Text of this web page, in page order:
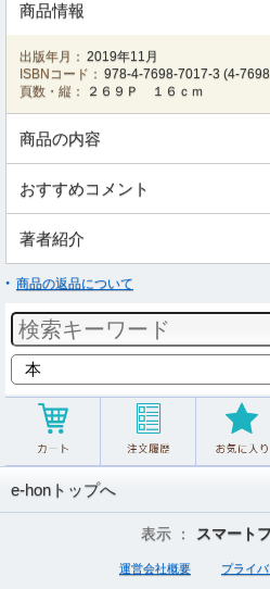
商品情報
出版年月： 2019年11月
ISBNコード： 978-4-7698-7017-3 (4-
頁数・縦：
２６９Ｐ １６ｃｍ
商品の内容
おすすめコメント
著者紹介
商品の返品について
e-honトップへ
表示 ： スマート
運営会社概要 プライ